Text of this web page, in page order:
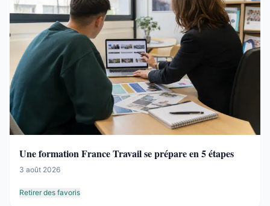
Une formation France Travail se prépare en 5 étapes
3 août 2026
Retirer des favoris